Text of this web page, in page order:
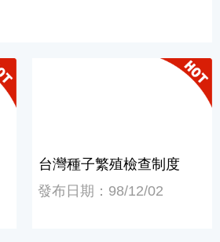
台灣種子繁殖檢查制度
台灣種子繁殖檢查制度
發布日期：98/12/02